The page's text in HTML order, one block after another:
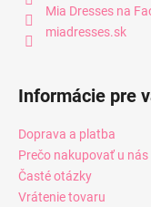
Mia Dresses na
miadresses.sk
Informácie pre
Doprava a platba
Prečo nakupovať u nás
Časté otázky
Vrátenie tovaru